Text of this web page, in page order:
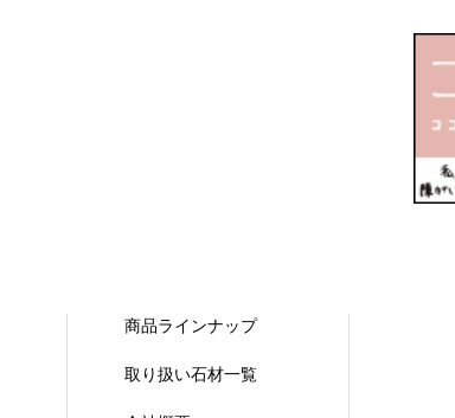
商品ラインナップ
取り扱い石材一覧